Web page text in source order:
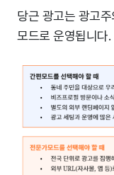
당근 광고는 광고
모드로 운영됩니다.